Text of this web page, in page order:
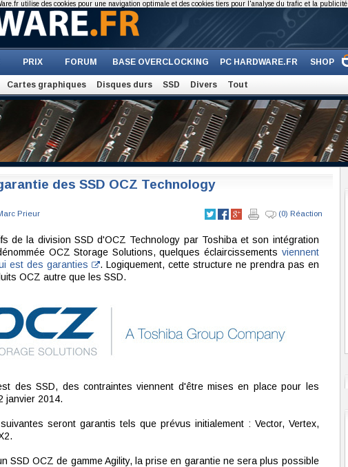
PRIX FORUM BASE OVERCLOCKING PC HARDWARE.FR SHOP
Cartes graphiques Disques durs SSD Divers Tout
des SSD OCZ Technology
Prieur (0) Réaction
de la division SSD d'OCZ Technology par Toshiba et son intégration
OCZ Storage Solutions, quelques éclaircissements viennent
est des garanties
. Logiquement, cette structure ne prendra pas en
OCZ autre que les SSD.
des SSD, des contraintes viennent d'être mises en place pour les
janvier 2014.
seront garantis tels que prévus initialement : Vector, Vertex,
SSD OCZ de gamme Agility, la prise en garantie ne sera plus possible
utilise des cookies pour une navigation optimale et des cookies tiers pour l'analyse du trafic et la publicité